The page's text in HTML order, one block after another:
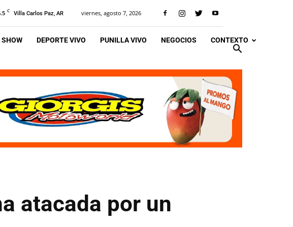
C Villa Carlos Paz, AR viernes, agosto 7, 2026
SHOW DEPORTE VIVO PUNILLA VIVO NEGOCIOS CONTEXTO
atacada por un